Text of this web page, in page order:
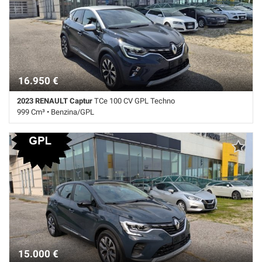
Climatizzatore • Controllo elettronico della corsia • Controllo trazione •
Cruise Control • ESP • Fari LED • Frenata d'emergenza assistita • GPL •
Immobilizzatore elettronico • Isofix • Navigatore satellitare touch •
Riconoscimento dei segnali stradali • Sensore di luce • Sensore di
pioggia • Sensori di parcheggio posteriori • Servosterzo • Sound
system • Specchietti laterali elettrici • Touch screen • USB • Vivavoce
• Volante multifunzione
16.950 €
2023 RENAULT Captur TCe 100 CV GPL Techno
999 Cm³ • Benzina/GPL
63.000 Km • Cambio Manuale (6) • Grigio scuro pastello • 5 Porte •
ABS • Airbag • Airbag laterali • Airbag Passeggero • Airbag testa •
Autoradio • Bluetooth • Boardcomputer • Bracciolo • Cerchi in lega •
Chiusura centralizzata • Climatizzatore • Controllo elettronico della
corsia • Controllo trazione • Cruise Control • ESP • Fari LED •
Immobilizzatore elettronico • Isofix • Navigatore satellitare touch •
Riconoscimento dei segnali stradali • Sedile posteriore sdoppiato •
Sensore di luce • Sensore di pioggia • Sensori di parcheggio posteriori
• Servosterzo • Navigatore satellitare • Sound system • Specchietti
laterali elettrici • Telecamera per parcheggio assistito • Touch screen
• USB • Vivavoce • Volante multifunzione
15.000 €